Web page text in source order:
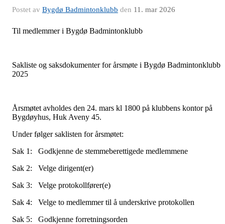
Postet av Bygdø Badmintonklubb den 11. mar 2026
Til medlemmer i Bygdø Badmintonklubb
Sakliste og saksdokumenter for årsmøte i Bygdø Badmintonklubb
2025
Årsmøtet avholdes den 24. mars kl 1800 på klubbens kontor på
Bygdøyhus, Huk Aveny 45.
Under følger saklisten for årsmøtet:
Sak 1: Godkjenne de stemmeberettigede medlemmene
Sak 2: Velge dirigent(er)
Sak 3: Velge protokollfører(e)
Sak 4: Velge to medlemmer til å underskrive protokollen
Sak 5: Godkjenne forretningsorden